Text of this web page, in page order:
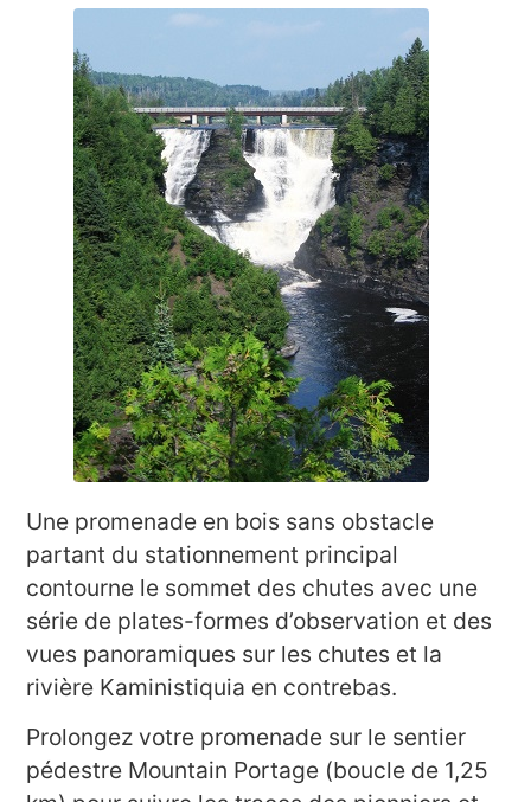
Une promenade en bois sans obstacle
partant du stationnement principal
contourne le sommet des chutes avec une
série de plates-formes d’observation et des
vues panoramiques sur les chutes et la
rivière Kaministiquia en contrebas.
Prolongez votre promenade sur le sentier
pédestre Mountain Portage (boucle de 1,25